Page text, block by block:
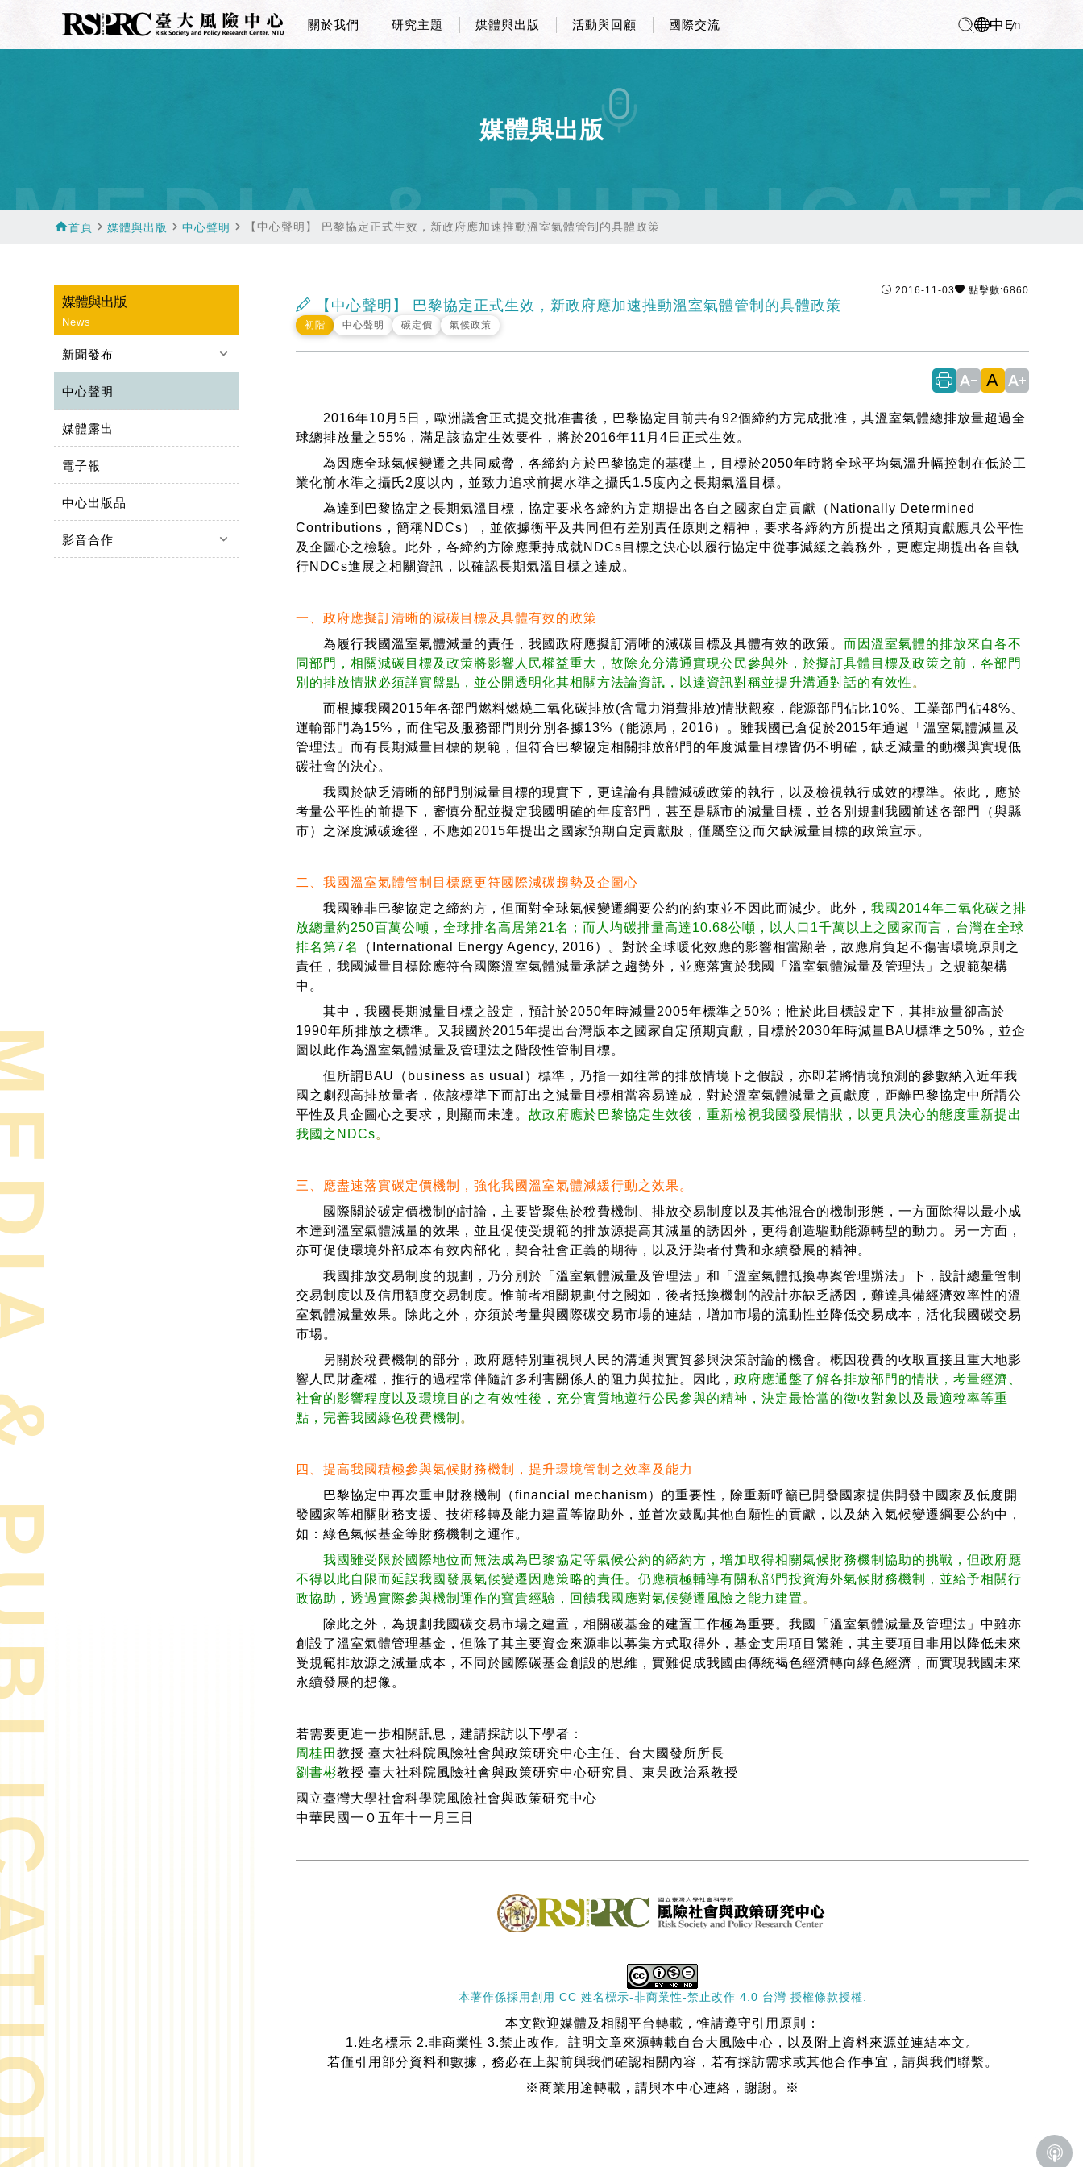
中 En
關於我們 研究主題 媒體與出版 活動與回顧 國際交流
媒體與出版
MEDIA &
home首頁 navigate_next媒體與出版 navigate_next中心聲明 navigate_next 【中心聲明】 巴黎協定正式生效，新政府應加速推動溫室氣體管制的具體政策
媒體與出版
News
新聞發布 keyboard_arrow_down
中心聲明
媒體露出
電子報
中心出版品
影音合作 keyboard_arrow_down
2016-11-03 點擊數:6860
【中心聲明】 巴黎協定正式生效，新政府應加速推動溫室氣體管制的具體政策
初階 中心聲明 碳定價 氣候政策
text_decrease A text_increase
2016年10月5日，歐洲議會正式提交批准書後，巴黎協定目前共有92個締約方完成批准，其溫室氣體總排放量超過全
球總排放量之55%，滿足該協定生效要件，將於2016年11月4日正式生效。
為因應全球氣候變遷之共同威脅，各締約方於巴黎協定的基礎上，目標於2050年時將全球平均氣溫升幅控制在低於工
業化前水準之攝氏2度以內，並致力追求前揭水準之攝氏1.5度內之長期氣溫目標。
為達到巴黎協定之長期氣溫目標，協定要求各締約方定期提出各自之國家自定貢獻（Nationally Determined
Contributions，簡稱NDCs），並依據衡平及共同但有差別責任原則之精神，要求各締約方所提出之預期貢獻應具公平性
及企圖心之檢驗。此外，各締約方除應秉持成就NDCs目標之決心以履行協定中從事減緩之義務外，更應定期提出各自執
行NDCs進展之相關資訊，以確認長期氣溫目標之達成。
一、政府應擬訂清晰的減碳目標及具體有效的政策
為履行我國溫室氣體減量的責任，我國政府應擬訂清晰的減碳目標及具體有效的政策。而因溫室氣體的排放來自各不
同部門，相關減碳目標及政策將影響人民權益重大，故除充分溝通實現公民參與外，於擬訂具體目標及政策之前，各部門
別的排放情狀必須詳實盤點，並公開透明化其相關方法論資訊，以達資訊對稱並提升溝通對話的有效性 。
而根據我國2015年各部門燃料燃燒二氧化碳排放(含電力消費排放)情狀觀察，能源部門佔比10%、工業部門佔48%、
運輸部門為15%，而住宅及服務部門則分別各據13%（能源局，2016）。雖我國已倉促於2015年通過「溫室氣體減量及
管理法」而有長期減量目標的規範，但符合巴黎協定相關排放部門的年度減量目標皆仍不明確，缺乏減量的動機與實現低
碳社會的決心。
我國於缺乏清晰的部門別減量目標的現實下，更遑論有具體減碳政策的執行，以及檢視執行成效的標準。依此，應於
考量公平性的前提下，審慎分配並擬定我國明確的年度部門，甚至是縣市的減量目標，並各別規劃我國前述各部門（與縣
市）之深度減碳途徑，不應如2015年提出之國家預期自定貢獻般，僅屬空泛而欠缺減量目標的政策宣示。
二、我國溫室氣體管制目標應更符國際減碳趨勢及企圖心
我國雖非巴黎協定之締約方，但面對全球氣候變遷綱要公約的約束並不因此而減少。此外，我國2014年二氧化碳之排
放總量約250百萬公噸，全球排名高居第21名；而人均碳排量高達10.68公噸，以人口1千萬以上之國家而言，台灣在全球
排名第7名
（International Energy Agency, 2016）。對於全球暖化效應的影響相當顯著，故應肩負起不傷害環境原則之
責任，我國減量目標除應符合國際溫室氣體減量承諾之趨勢外，並應落實於我國「溫室氣體減量及管理法」之規範架構
中。
其中，我國長期減量目標之設定，預計於2050年時減量2005年標準之50%；惟於此目標設定下，其排放量卻高於
1990年所排放之標準。又我國於2015年提出台灣版本之國家自定預期貢獻，目標於2030年時減量BAU標準之50%，並企
圖以此作為溫室氣體減量及管理法之階段性管制目標。
但所謂BAU（business as usual）標準，乃指一如往常的排放情境下之假設，亦即若將情境預測的參數納入近年我
國之劇烈高排放量者，依該標準下而訂出之減量目標相當容易達成，對於溫室氣體減量之貢獻度，距離巴黎協定中所謂公
平性及具企圖心之要求，則顯而未達。故政府應於巴黎協定生效後，重新檢視我國發展情狀，以更具決心的態度重新提出
我國之NDCs。
三、應盡速落實碳定價機制，強化我國溫室氣體減緩行動之效果。
國際關於碳定價機制的討論，主要皆聚焦於稅費機制、排放交易制度以及其他混合的機制形態，一方面除得以最小成
本達到溫室氣體減量的效果，並且促使受規範的排放源提高其減量的誘因外，更得創造驅動能源轉型的動力。另一方面，
亦可促使環境外部成本有效內部化，契合社會正義的期待，以及汙染者付費和永續發展的精神。
我國排放交易制度的規劃，乃分別於「溫室氣體減量及管理法」和「溫室氣體抵換專案管理辦法」下，設計總量管制
交易制度以及信用額度交易制度。惟前者相關規劃付之闕如，後者抵換機制的設計亦缺乏誘因，難達具備經濟效率性的溫
室氣體減量效果。除此之外，亦須於考量與國際碳交易市場的連結，增加市場的流動性並降低交易成本，活化我國碳交易
市場。
另關於稅費機制的部分，政府應特別重視與人民的溝通與實質參與決策討論的機會。概因稅費的收取直接且重大地影
響人民財產權，推行的過程常伴隨許多利害關係人的阻力與拉扯。因此，政府應通盤了解各排放部門的情狀，考量經濟、
社會的影響程度以及環境目的之有效性後，充分實質地遵行公民參與的精神，決定最恰當的徵收對象以及最適稅率等重
點，完善我國綠色稅費機制 。
四、提高我國積極參與氣候財務機制，提升環境管制之效率及能力
巴黎協定中再次重申財務機制（financial mechanism）的重要性，除重新呼籲已開發國家提供開發中國家及低度開
發國家等相關財務支援、技術移轉及能力建置等協助外，並首次鼓勵其他自願性的貢獻，以及納入氣候變遷綱要公約中，
如：綠色氣候基金等財務機制之運作。
我國雖受限於國際地位而無法成為巴黎協定等氣候公約的締約方，增加取得相關氣候財務機制協助的挑戰，但政府應
不得以此自限而延誤我國發展氣候變遷因應策略的責任。仍應積極輔導有關私部門投資海外氣候財務機制，並給予相關行
政協助，透過實際參與機制運作的寶貴經驗，回饋我國應對氣候變遷風險之能力建置 。
除此之外，為規劃我國碳交易市場之建置，相關碳基金的建置工作極為重要。我國「溫室氣體減量及管理法」中雖亦
創設了溫室氣體管理基金，但除了其主要資金來源非以募集方式取得外，基金支用項目繁雜，其主要項目非用以降低未來
受規範排放源之減量成本，不同於國際碳基金創設的思維，實難促成我國由傳統褐色經濟轉向綠色經濟，而實現我國未來
永續發展的想像。
若需要更進一步相關訊息，建請採訪以下學者：
周桂田教授 臺大社科院風險社會與政策研究中心主任、台大國發所所長
劉書彬教授 臺大社科院風險社會與政策研究中心研究員、東吳政治系教授
國立臺灣大學社會科學院風險社會與政策研究中心
中華民國一０五年十一月三日
本著作係採用創用 CC 姓名標示-非商業性-禁止改作 4.0 台灣 授權條款授權.
本文歡迎媒體及相關平台轉載，惟請遵守引用原則：
1.姓名標示 2.非商業性 3.禁止改作。註明文章來源轉載自台大風險中心，以及附上資料來源並連結本文。
若僅引用部分資料和數據，務必在上架前與我們確認相關內容，若有採訪需求或其他合作事宜，請與我們聯繫。
※商業用途轉載，請與本中心連絡，謝謝。※